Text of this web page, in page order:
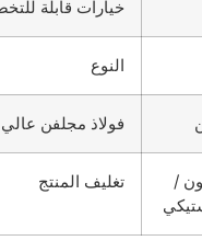
خيارات قابلة
النوع
فولاذ مجلفن
/
تغليف المنتج